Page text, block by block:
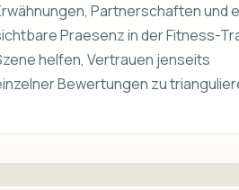
Partnerschaften und
Praesenz in der Fitness-
helfen, Vertrauen jenseits
Bewertungen zu